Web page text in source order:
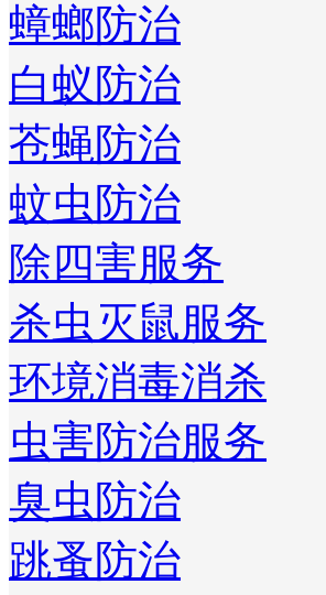
蟑螂防治
白蚁防治
苍蝇防治
蚊虫防治
除四害服务
杀虫灭鼠服务
环境消毒消杀
虫害防治服务
臭虫防治
跳蚤防治